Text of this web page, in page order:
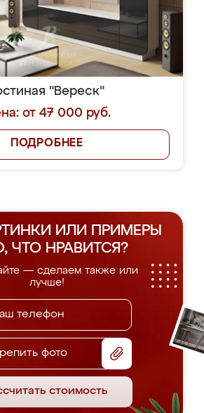
"Вереск"
от 47 000 руб.
ПОДРОБНЕЕ
ИЛИ ПРИМЕРЫ
ЧТО НРАВИТСЯ?
— сделаем также или
лучше!
фото
стоимость